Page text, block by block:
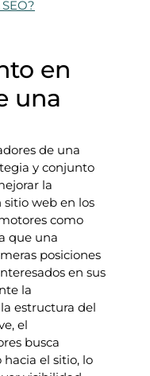
en
una
de una
y conjunto
la
web en los
como
que una
posiciones
en sus
la
estructura del
el
busca
el sitio, lo